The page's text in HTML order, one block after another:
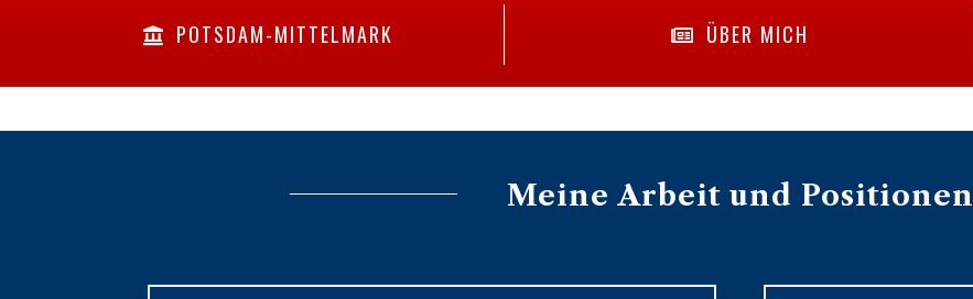
POTSDAM-MITTELMARK ÜBER MICH
Meine Arbeit und Positionen